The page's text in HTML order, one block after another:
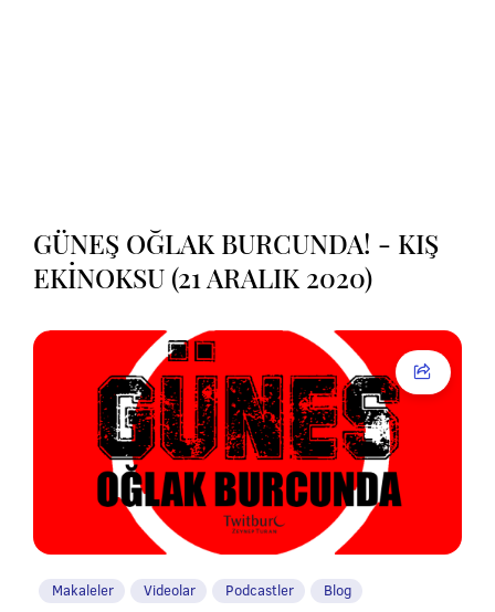
GÜNEŞ OĞLAK BURCUNDA! - KIŞ
EKİNOKSU (21 ARALIK 2020)
Makaleler Videolar Podcastler Blog